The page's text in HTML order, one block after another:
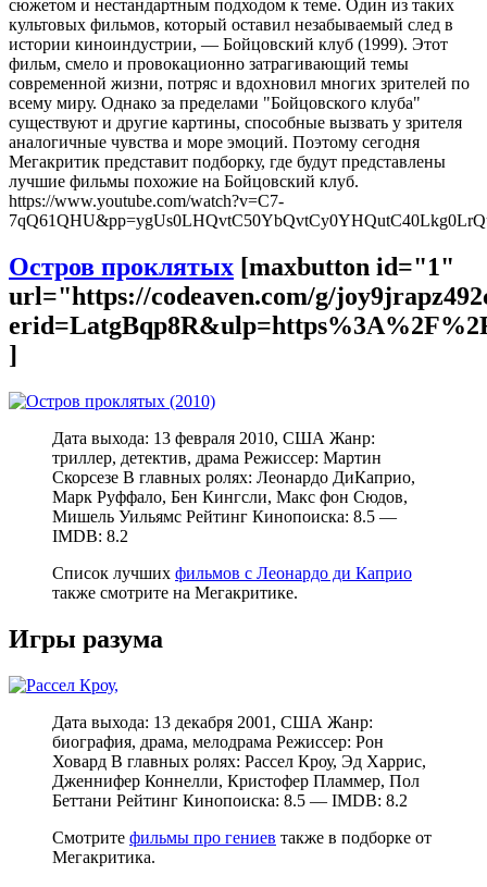
сюжетом и нестандартным подходом к теме. Один из таких
культовых фильмов, который оставил незабываемый след в
истории киноиндустрии, — Бойцовский клуб (1999). Этот
фильм, смело и провокационно затрагивающий темы
современной жизни, потряс и вдохновил многих зрителей по
всему миру. Однако за пределами "Бойцовского клуба"
существуют и другие картины, способные вызвать у зрителя
аналогичные чувства и море эмоций. Поэтому сегодня
Мегакритик представит подборку, где будут представлены
лучшие фильмы похожие на Бойцовский клуб.
https://www.youtube.com/watch?v=C7-
Остров проклятых [maxbutton id="1"
url="https://codeaven.com/g/
]
Дата выхода: 13 февраля 2010, США Жанр:
триллер, детектив, драма Режиссер: Мартин
Скорсезе В главных ролях: Леонардо ДиКаприо,
Марк Руффало, Бен Кингсли, Макс фон Сюдов,
Мишель Уильямс Рейтинг Кинопоиска: 8.5 —
IMDB: 8.2
Список лучших фильмов с Леонардо ди Каприо
также смотрите на Мегакритике.
Игры разума
Дата выхода: 13 декабря 2001, США Жанр:
биография, драма, мелодрама Режиссер: Рон
Ховард В главных ролях: Рассел Кроу, Эд Харрис,
Дженнифер Коннелли, Кристофер Пламмер, Пол
Беттани Рейтинг Кинопоиска: 8.5 — IMDB: 8.2
Смотрите фильмы про гениев также в подборке от
Мегакритика.